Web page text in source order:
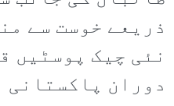
ذریعے خوست سے
نئی چیک پوسٹیں
دوران